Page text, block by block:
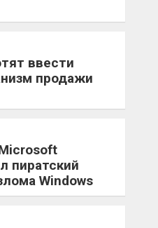
ввести
продажи
пиратский
Windows